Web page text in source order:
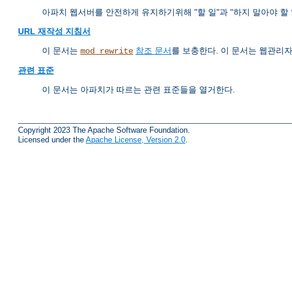
아파치 웹서버를 안전하게 유지하기위해 "할 일"과 "하지 말아야 할
URL 재작성 지침서
이 문서는 mod_rewrite 참조 문서를 보충한다. 이 문서는 웹관리
관련 표준
이 문서는 아파치가 따르는 관련 표준들을 열거한다.
Copyright 2023 The Apache Software Foundation.
Licensed under the Apache License, Version 2.0